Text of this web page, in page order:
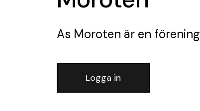
As Moroten är en förening
Logga in